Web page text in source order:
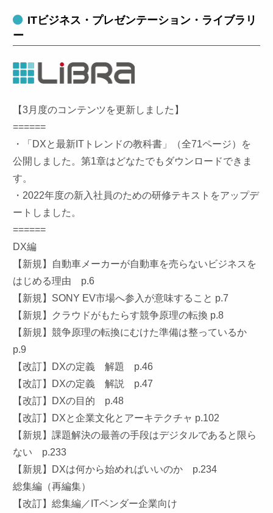
ITビジネス・プレゼンテーション・ライブラリ
ー
【3月度のコンテンツを更新しました】
======
・「DXと最新ITトレンドの教科書」（全71ページ）を
公開しました。第1章はどなたでもダウンロードできま
す。
・2022年度の新入社員のための研修テキストをアップデ
ートしました。
======
DX編
【新規】自動車メーカーが自動車を売らないビジネスを
はじめる理由 p.6
【新規】SONY EV市場へ参入が意味すること p.7
【新規】クラウドがもたらす競争原理の転換 p.8
【新規】競争原理の転換にむけた準備は整っているか
p.9
【改訂】DXの定義 解題 p.46
【改訂】DXの定義 解説 p.47
【改訂】DXの目的 p.48
【改訂】DXと企業文化とアーキテクチャ p.102
【新規】課題解決の最善の手段はデジタルであると限ら
ない p.233
【新規】DXは何から始めればいいのか p.234
総集編（再編集）
【改訂】総集編／ITベンダー企業向け